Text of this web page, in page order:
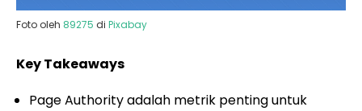
Foto oleh 89275 di Pixabay
Key Takeaways
Page Authority adalah metrik penting untuk